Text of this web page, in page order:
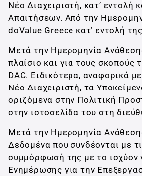
Νέο Διαχειριστή, κατ’ εντολή
Απαιτήσεων. Από την
doValue Greece κατ’ εντολή
Μετά την Ημερομηνία
πλαίσιο και για τους σκοπούς
DAC. Ειδικότερα, αναφορικά
Νέο Διαχειριστή, τα
οριζόμενα στην Πολιτική
στην ιστοσελίδα του στη
Μετά την Ημερομηνία
Δεδομένα που συνδέονται με
συμμόρφωσή της με το ισχύον
Ενημέρωσης για την